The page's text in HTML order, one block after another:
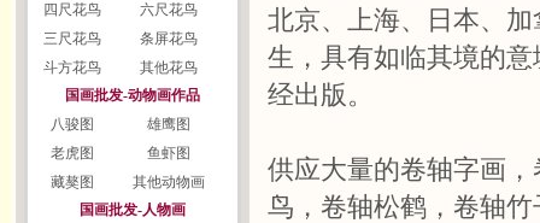
四尺花鸟
六尺花鸟
三尺花鸟
条屏花鸟
斗方花鸟
其他花鸟
国画批发-动物画作品
八骏图
雄鹰图
老虎图
鱼虾图
藏獒图
其他动物画
国画批发-人物画
北京、上海、日本、
生，具有如临其境的
经出版。
供应大量的卷轴字画
鸟，卷轴松鹤，卷轴